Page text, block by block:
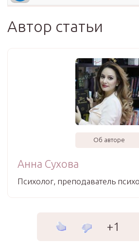
Автор статьи
Об авторе
Анна Сухова
Психолог, преподаватель
+1